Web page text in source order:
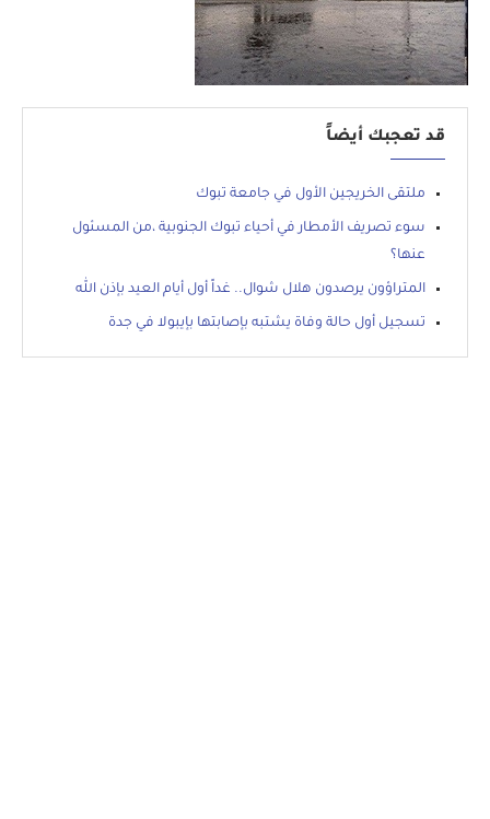
قد تعجبك أيضاً
ملتقى الخريجين الأول في جامعة تبوك
سوء تصريف الأمطار في أحياء تبوك الجنوبية ،من المسئول
عنها؟
المتراؤون يرصدون هلال شوال.. غداً أول أيام العيد بإذن الله
تسجيل أول حالة وفاة يشتبه بإصابتها بإيبولا في جدة